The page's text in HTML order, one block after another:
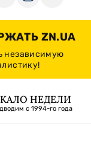
ZN.UA
независимую
НЕДЕЛИ
с 1994-го года